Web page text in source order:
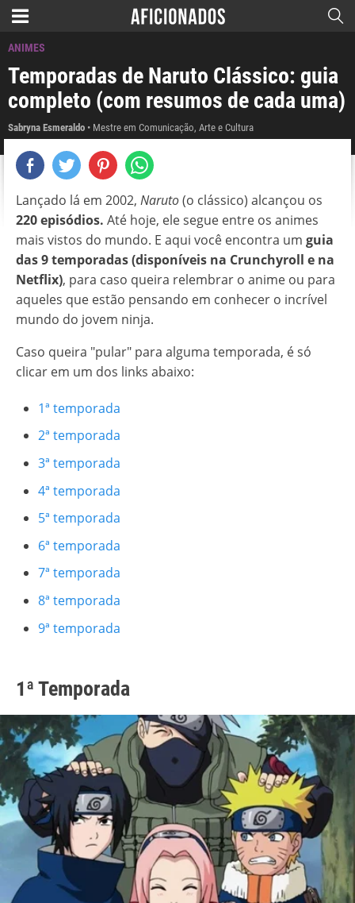
ANIMES
Temporadas de Naruto Clássico: guia
completo (com resumos de cada uma)
Sabryna Esmeraldo Mestre em Comunicação, Arte e Cultura
Lançado lá em 2002, Naruto(o clássico) alcançou os
220 episódios. Até hoje, ele segue entre os animes
mais vistos do mundo. E aqui você encontra um guia
das 9 temporadas (disponíveis na Crunchyroll e na
Netflix), para caso queira relembrar o anime ou para
aqueles que estão pensando em conhecer o incrível
mundo do jovem ninja.
Caso queira "pular" para alguma temporada, é só
clicar em um dos links abaixo:
1ª temporada
2ª temporada
3ª temporada
4ª temporada
5ª temporada
6ª temporada
7ª temporada
8ª temporada
9ª temporada
1ª Temporada